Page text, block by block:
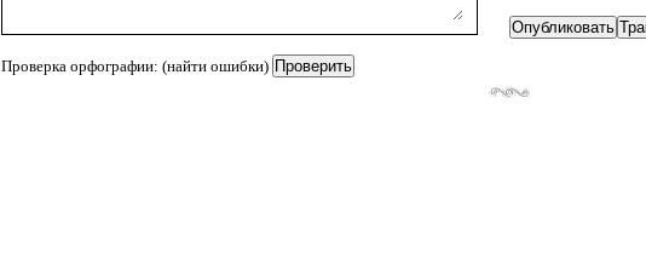
Проверка орфографии: (найти ошибки)